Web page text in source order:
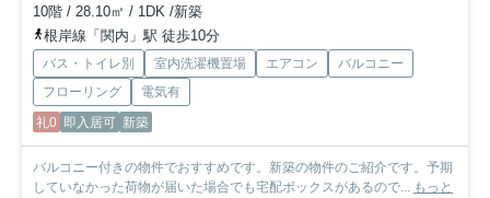
10階 / 28.10㎡ / 1DK /新築
根岸線「関内」駅 徒歩10分
バス・トイレ別 室内洗濯機置場 エアコン
バルコニー
フローリング
電気有
礼0 即入居可 新築
バルコニー付きの物件でおすすめです。新築の物件のご紹介です。予期
していなかった荷物が届いた場合でも宅配ボックスがあるので... もっと